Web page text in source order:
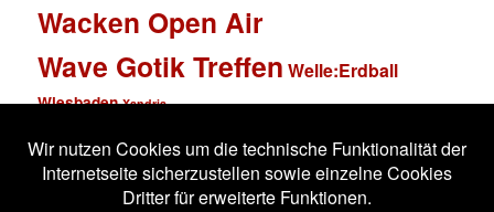
Wacken Open Air
Wave Gotik Treffen Welle:Erdball
Wiesbaden Xandria
Impressum